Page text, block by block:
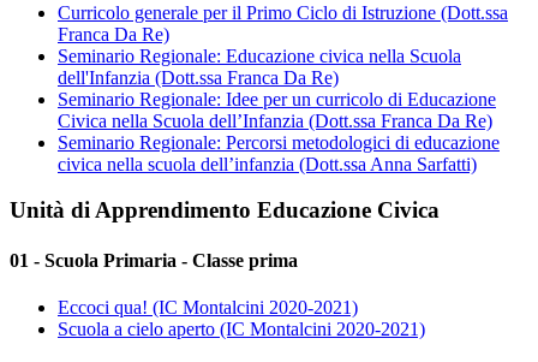
Curricolo generale per il Primo Ciclo di Istruzione (Dott.ssa
Franca Da Re)
Seminario Regionale: Educazione civica nella Scuola
dell'Infanzia (Dott.ssa Franca Da Re)
Seminario Regionale: Idee per un curricolo di Educazione
Civica nella Scuola dell’Infanzia (Dott.ssa Franca Da Re)
Seminario Regionale: Percorsi metodologici di educazione
civica nella scuola dell’infanzia (Dott.ssa Anna Sarfatti)
Unità di Apprendimento Educazione Civica
01 - Scuola Primaria - Classe prima
Eccoci qua! (IC Montalcini 2020-2021)
Scuola a cielo aperto (IC Montalcini 2020-2021)